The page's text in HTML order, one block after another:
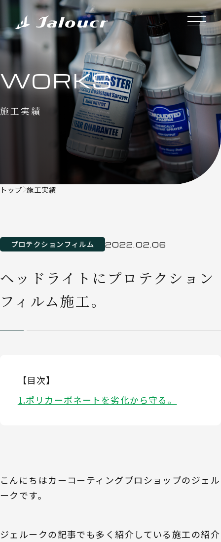
WORKS
施工実績
トップ 施工実績
プロテクションフィルム 2022.02.06
ヘッドライトにプロテクション
フィルム施工。
【目次】
ポリカーボネートを劣化から守る。
こんにちはカーコーティングプロショップのジェル
ークです。
ジェルークの記事でも多く紹介している施工の紹介